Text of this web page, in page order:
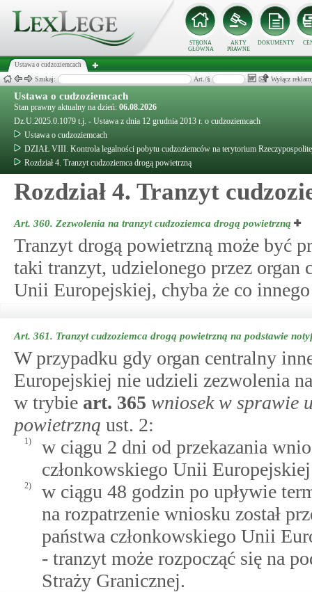
STRONA
GŁÓWNA
AKTY
PRAWNE
DOKUMENTY
Ustawa o cudzoziemcach
Szukaj: Art./§ Wyłącz
Ustawa o cudzoziemcach
Stan prawny aktualny na dzień: 06.08.2026
Dz.U.2025.0.1079 t.j. - Ustawa z dnia 12 grudnia 2013 r. o cudzoziemcach
Ustawa o cudzoziemcach
DZIAŁ VIII. Kontrola legalności pobytu cudzoziemców na terytorium
Rozdział 4. Tranzyt cudzoziemca drogą powietrzną
Rozdział 4. Tranzyt
Art. 360. Zezwolenia na tranzyt cudzoziemca drogą powietrzną
Tranzyt drogą powietrzną może być
taki tranzyt, udzielonego przez organ
Unii Europejskiej, chyba że co
Art. 361. Tranzyt cudzoziemca drogą powietrzną na podstawie
W przypadku gdy organ centralny
Europejskiej nie udzieli zezwolenia
w trybie art. 365 wniosek w sprawie
powietrzną ust. 2:
1)
w ciągu 2 dni od przekazania
członkowskiego Unii
2)
w ciągu 48 godzin po upływie
na rozpatrzenie wniosku został
państwa członkowskiego Unii
- tranzyt może rozpocząć się na
Straży Granicznej.